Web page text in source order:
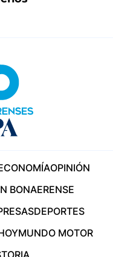
OPINIÓN
BONAERENSE
DEPORTES
MUNDO MOTOR